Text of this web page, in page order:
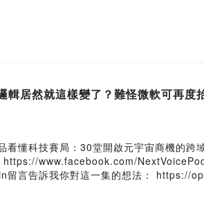
世界五百強企業集團董辦科技媒體顧問
大基因體與系統生物學博士
-經濟日報專欄作家
輯居然就這樣變了？難怪微軟可再度
看懂科技賽局：30堂開啟元宇宙商機
www.facebook.com/
言告訴我你對這一集的想法：